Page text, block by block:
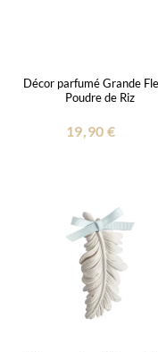
Décor parfumé Grande
Poudre de Riz
19,90 €